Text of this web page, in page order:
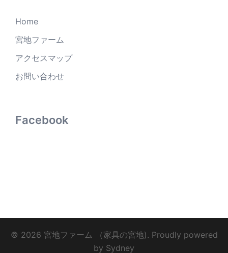
Home
宮地ファーム
アクセスマップ
お問い合わせ
Facebook
© 2026 宮地ファーム （家具の宮地). Proudly powered
by Sydney